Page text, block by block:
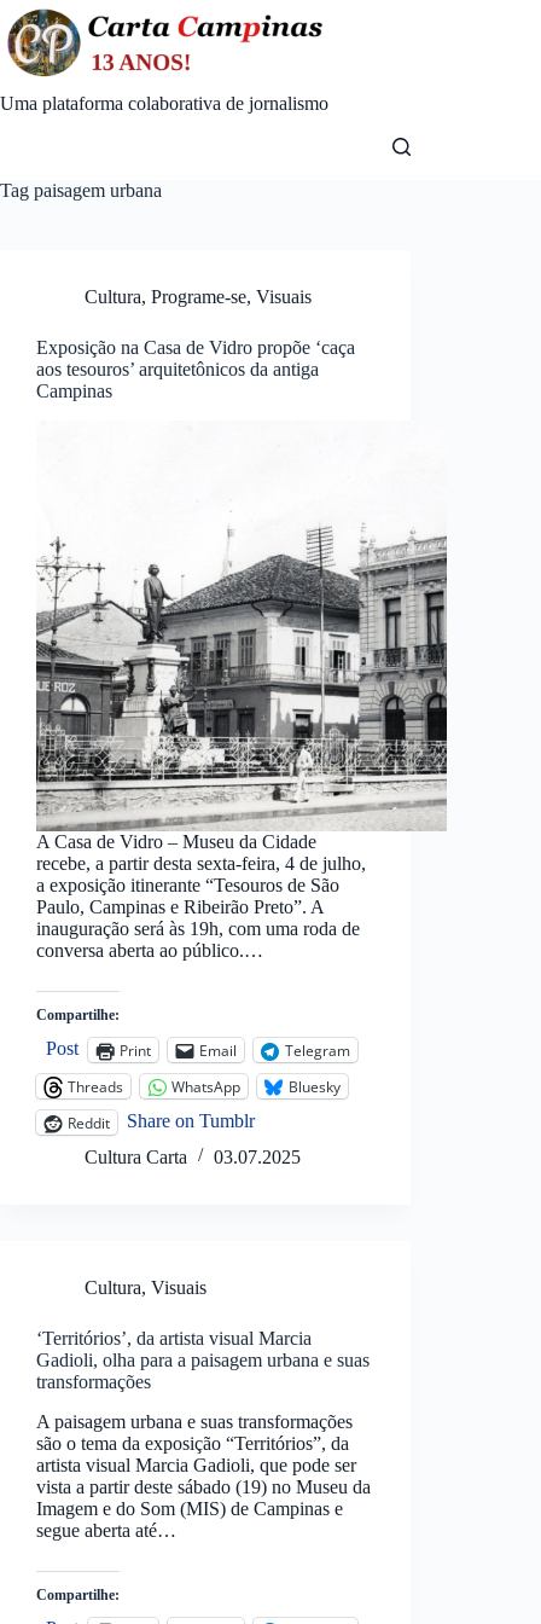
Skip
to
content
Uma plataforma colaborativa de jornalismo
Tag paisagem urbana
Cultura, Programe-se, Visuais
Exposição na Casa de Vidro propõe ‘caça
aos tesouros’ arquitetônicos da antiga
Campinas
A Casa de Vidro – Museu da Cidade
recebe, a partir desta sexta-feira, 4 de julho,
a exposição itinerante “Tesouros de São
Paulo, Campinas e Ribeirão Preto”. A
inauguração será às 19h, com uma roda de
conversa aberta ao público.…
Compartilhe:
Post Print Email
Telegram
Threads
WhatsApp
Bluesky
Reddit
Share on Tumblr
Cultura Carta
03.07.2025
Cultura, Visuais
‘Territórios’, da artista visual Marcia
Gadioli, olha para a paisagem urbana e suas
transformações
A paisagem urbana e suas transformações
são o tema da exposição “Territórios”, da
artista visual Marcia Gadioli, que pode ser
vista a partir deste sábado (19) no Museu da
Imagem e do Som (MIS) de Campinas e
segue aberta até…
Compartilhe: